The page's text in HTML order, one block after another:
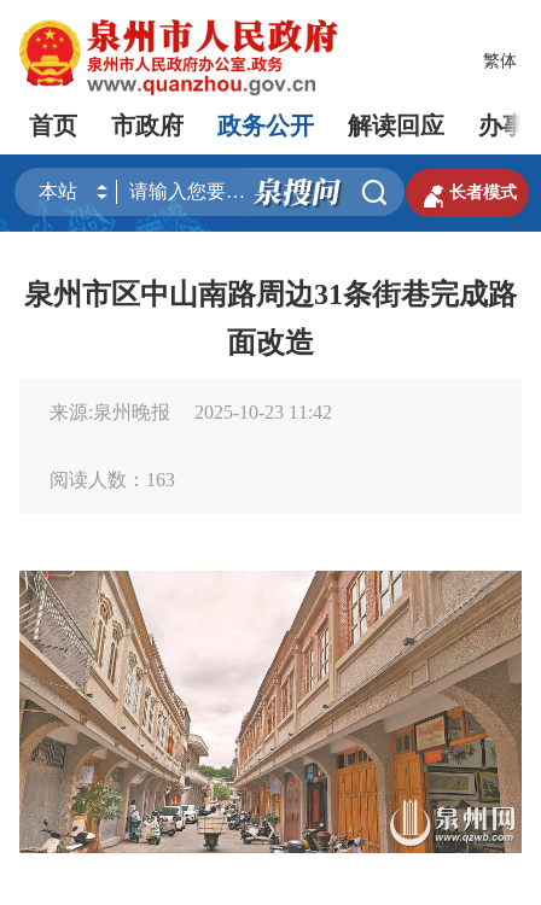
繁体
首页 市政府 政务公开 解读回应 办事
  长者模式
泉州市区中山南路周边31条街巷完成路
面改造
来源:泉州晚报 2025-10-23 11:42
阅读人数： 163